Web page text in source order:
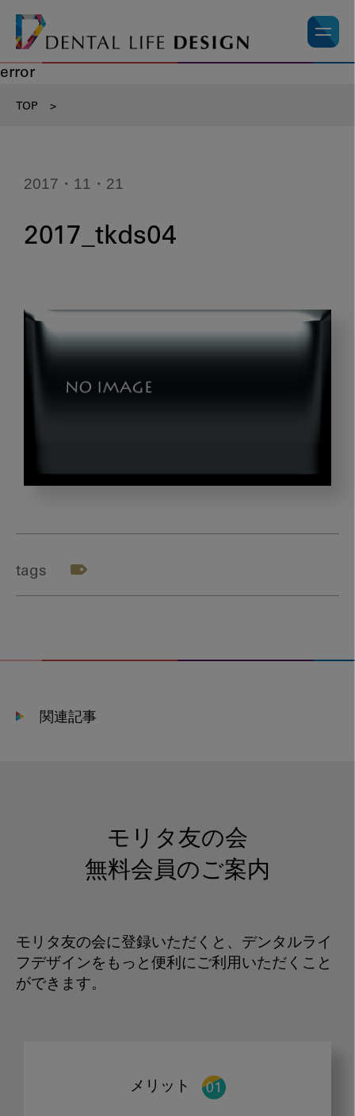
error
TOP >
2017・11・21
2017_tkds04
tags
関連記事
モリタ友の会
無料会員のご案内
モリタ友の会に登録いただくと、デンタルライ
フデザインをもっと便利にご利用いただくこと
ができます。
メリット